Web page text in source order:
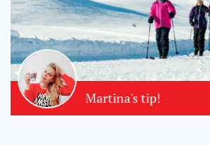
Martina's tip!